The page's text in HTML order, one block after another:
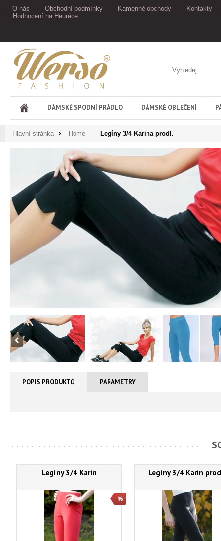
O nás Obchodní podmínky Kamenné obchody
Kontakty
Hodnocení na Heuréce
Werso
DÁMSKÉ SPODNÍ PRÁDLO DÁMSKÉ OBLEČENÍ
Hlavní stránka Home Legíny 3/4 Karina prodl.
POPIS PRODUKTŮ PARAMETRY
Legíny 3/4 Karin Legíny 3/4 Karin